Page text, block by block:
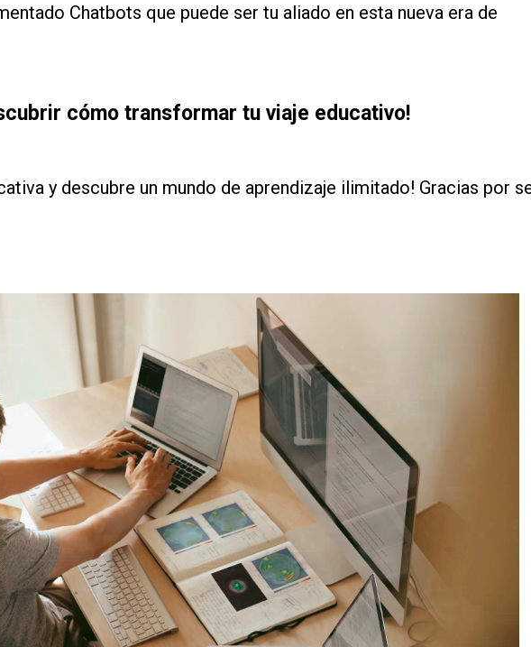
Chatbots que puede ser tu aliado en esta nueva era de
cómo transformar tu viaje educativo!
y descubre un mundo de aprendizaje ilimitado! Gracias por